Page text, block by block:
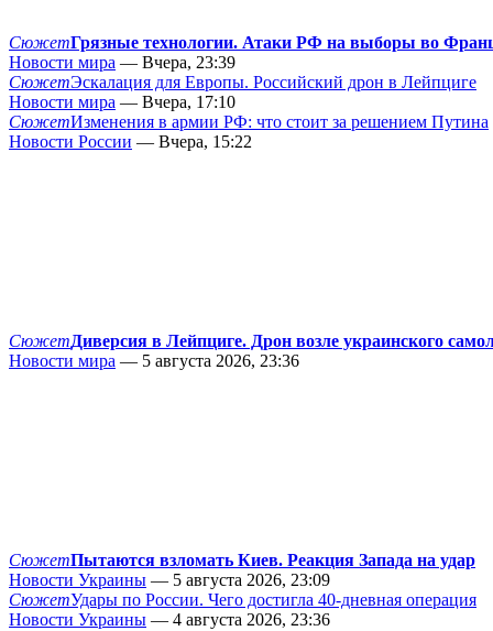
СюжетГрязные технологии. Атаки РФ на выборы во
Новости мира — Вчера, 23:39
СюжетЭскалация для Европы. Российский дрон в Лейпциге
Новости мира — Вчера, 17:10
СюжетИзменения в армии РФ: что стоит за решением Путина
Новости России — Вчера, 15:22
СюжетДиверсия в Лейпциге. Дрон возле украинского
Новости мира — 5 августа 2026, 23:36
СюжетПытаются взломать Киев. Реакция Запада на удар
Новости Украины — 5 августа 2026, 23:09
СюжетУдары по России. Чего достигла 40-дневная операция
Новости Украины — 4 августа 2026, 23:36